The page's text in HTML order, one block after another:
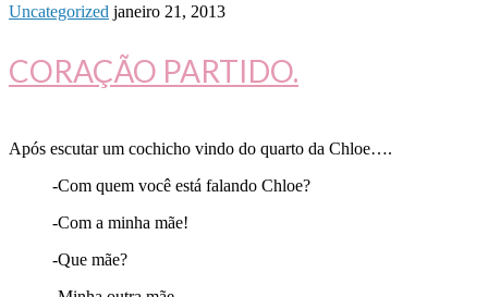
Uncategorized janeiro 21, 2013
CORAÇÃO PARTIDO.
Após escutar um cochicho vindo do quarto da Chloe….
-Com quem você está falando Chloe?
-Com a minha mãe!
-Que mãe?